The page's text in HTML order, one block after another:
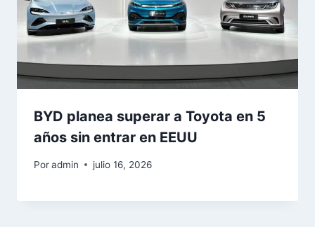
BYD planea superar a Toyota en 5
años sin entrar en EEUU
Poradmin julio 16, 2026